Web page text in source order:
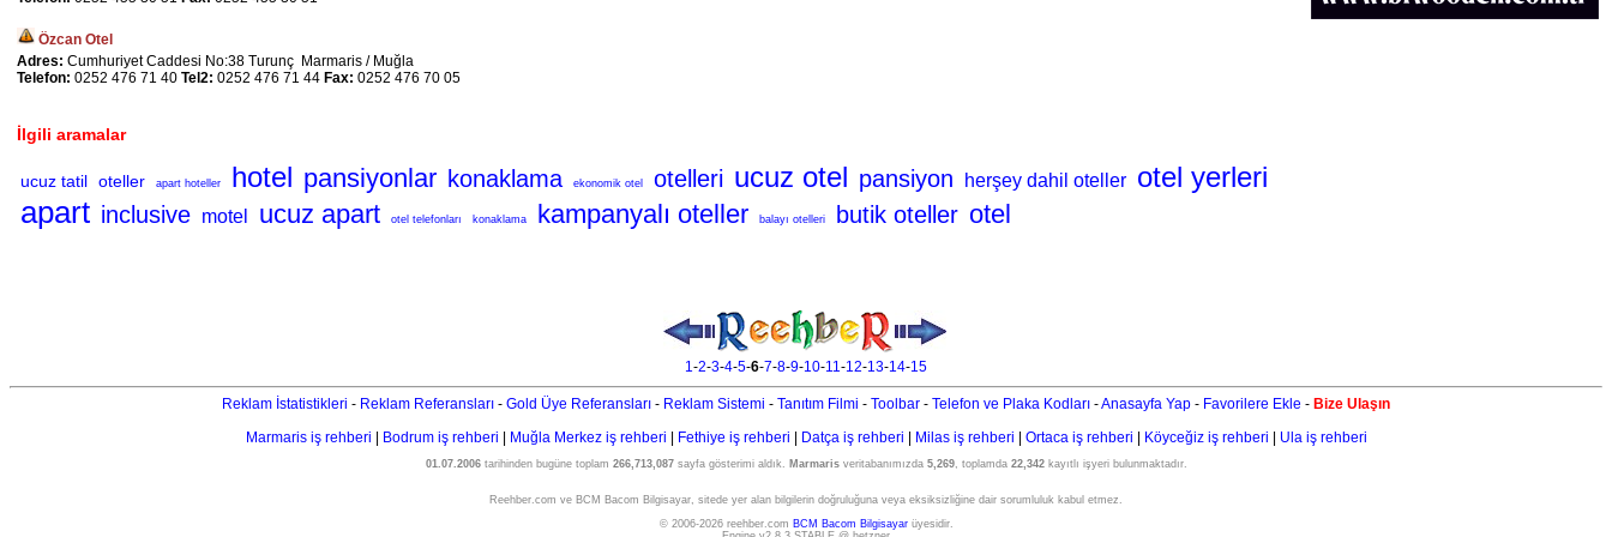
Özcan Otel
Adres: Cumhuriyet Caddesi No:38 Turunç Marmaris / Muğla
Telefon: 0252 476 71 40 Tel2: 0252 476 71 44 Fax: 0252 476 70 05
İlgili aramalar
ucuz tatil oteller apart hoteller hotel pansiyonlar konaklama ekonomik otel otelleri ucuz otel pansiyon herşey dahil oteller otel yerleri
apart inclusive motel ucuz apart otel telefonları konaklama kampanyalı oteller balayı otelleri butik oteller otel
1-2-3-4-5-6-7-8-9-10-11-12-13-14-15
Reklam İstatistikleri - Reklam Referansları - Gold Üye Referansları - Reklam Sistemi - Tanıtım Filmi - Toolbar - Telefon ve Plaka Kodları -Anasayfa Yap - Favorilere Ekle - Bize Ulaşın
Marmaris iş rehberi
Bodrum iş rehberi Muğla Merkez iş rehberi Fethiye iş rehberi Datça iş rehberi Milas iş rehberi Ortaca iş rehberi Köyceğiz iş rehberi Ula iş rehberi
01.07.2006tarihinden bugüne toplam 266,713,087sayfa gösterimi aldık. Marmarisveritabanımızda 5,269, toplamda 22,342kayıtlı işyeri bulunmaktadır.
Reehber.com ve BCM Bacom Bilgisayar, sitede yer alan bilgilerin doğruluğuna veya eksiksizliğine dair sorumluluk kabul etmez.
© 2006-2026 reehber.com BCM Bacom Bilgisayarüyesidir.